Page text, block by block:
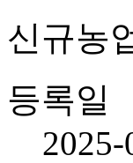
신규농
등록일
2025-